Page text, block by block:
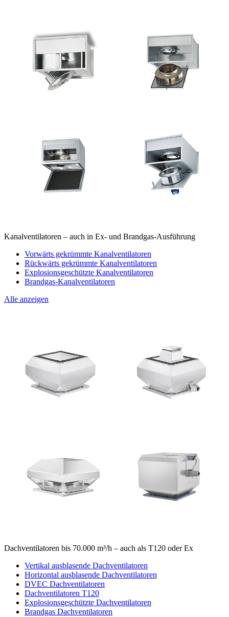
Kanalventilatoren – auch in Ex- und Brandgas-Ausführung
Vorwärts gekrümmte Kanalventilatoren
Rückwärts gekrümmte Kanalventilatoren
Explosionsgeschützte Kanalventilatoren
Brandgas-Kanalventilatoren
Alle anzeigen
Dachventilatoren bis 70.000 m³/h – auch als T120 oder Ex
Vertikal ausblasende Dachventilatoren
Horizontal ausblasende Dachventilatoren
DVEC Dachventilatoren
Dachventilatoren T120
Explosionsgeschützte Dachventilatoren
Brandgas Dachventilatoren